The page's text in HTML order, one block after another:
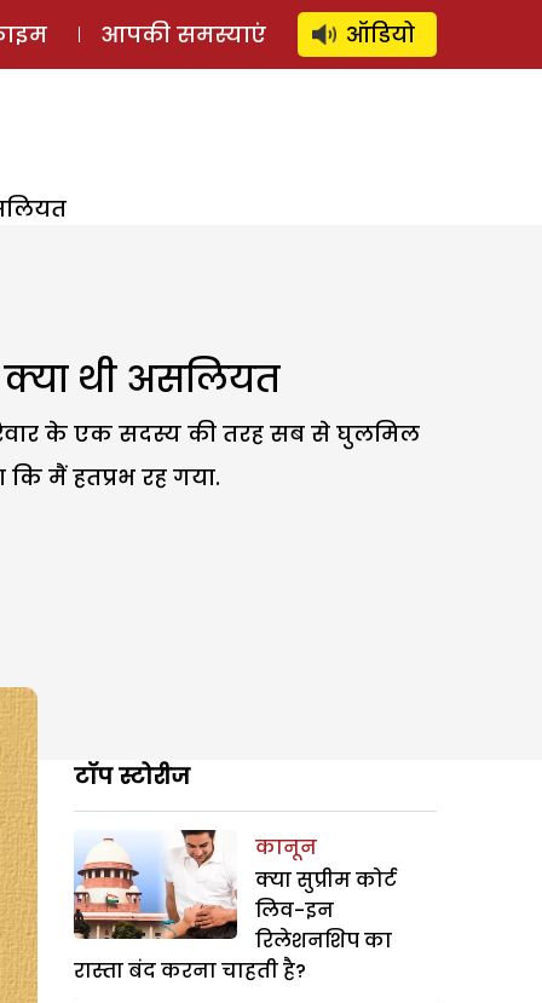
लॉग इन ⚲ SUBSCRIBE
आपकी समस्याएं ऑडियो
क्या थी असलियत
के एक सदस्य की तरह सब से घुलमिल
मैं हतप्रभ रह गया.
टॉप स्टोरीज
कानून
क्या सुप्रीम कोर्ट
लिव-इन
रिलेशनशिप का
रास्ता बंद करना चाहती है?